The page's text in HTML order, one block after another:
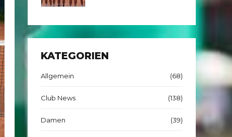
KATEGORIEN
Allgemein (68)
Club News (138)
Damen (39)